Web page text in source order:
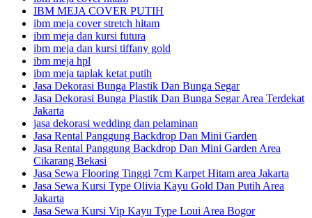
IBM MEJA COVER PUTIH
ibm meja cover stretch hitam
ibm meja dan kursi futura
ibm meja dan kursi tiffany gold
ibm meja hpl
ibm meja taplak ketat putih
Jasa Dekorasi Bunga Plastik Dan Bunga Segar
Jasa Dekorasi Bunga Plastik Dan Bunga Segar Area Terdekat
Jakarta
jasa dekorasi wedding dan pelaminan
Jasa Rental Panggung Backdrop Dan Mini Garden
Jasa Rental Panggung Backdrop Dan Mini Garden Area
Cikarang Bekasi
Jasa Sewa Flooring Tinggi 7cm Karpet Hitam area Jakarta
Jasa Sewa Kursi Type Olivia Kayu Gold Dan Putih Area
Jakarta
Jasa Sewa Kursi Vip Kayu Type Loui Area Bogor